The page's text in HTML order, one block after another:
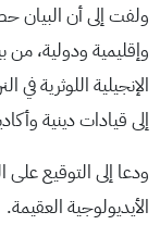
وإقليمية ودولية،
الإنجيلية اللوثرية في
إلى قيادات دينية
ودعا إلى التوقيع
الأيديولوجية العقيمة.